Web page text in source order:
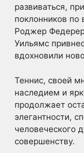
развиваться,
поклонников по
Роджер
Уильямс
вдохновили
Теннис, своей
наследием и
продолжает
элегантности,
человеческого
совершенству.